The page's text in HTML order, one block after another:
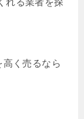
れる業者を探
高く売るなら